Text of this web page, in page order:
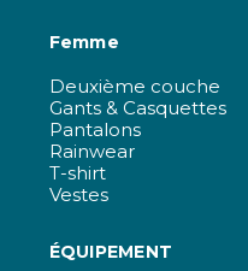
Femme
Deuxième couche
Gants & Casquettes
Pantalons
Rainwear
T-shirt
Vestes
ÉQUIPEMENT